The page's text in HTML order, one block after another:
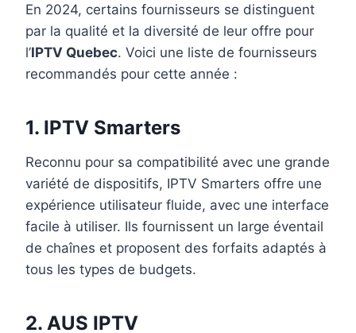
En 2024, certains fournisseurs se distinguent
par la qualité et la diversité de leur offre pour
l’IPTV Quebec. Voici une liste de fournisseurs
recommandés pour cette année :
1. IPTV Smarters
Reconnu pour sa compatibilité avec une grande
variété de dispositifs, IPTV Smarters offre une
expérience utilisateur fluide, avec une interface
facile à utiliser. Ils fournissent un large éventail
de chaînes et proposent des forfaits adaptés à
tous les types de budgets.
2. AUS IPTV